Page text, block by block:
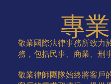
專
敬業國際法律事務所致力
務，包括民事、商業、刑
敬業律師團隊始終將客戶